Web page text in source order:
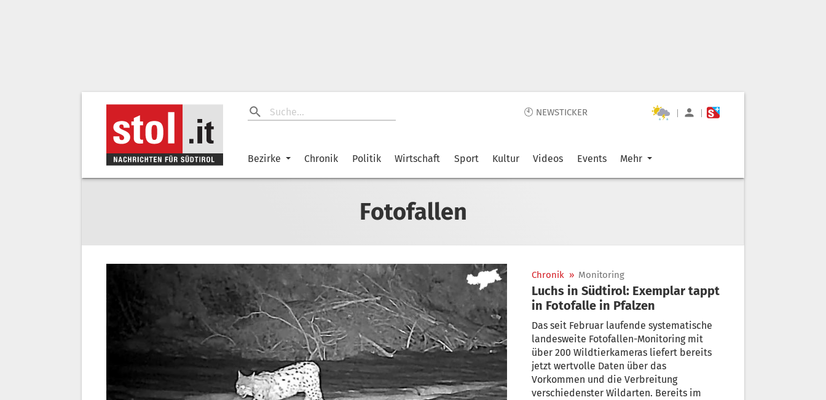
🕙 NEWSTICKER | |
Bezirke Chronik Politik Wirtschaft Sport Kultur Videos Events Mehr
Fotofallen
Chronik » Monitoring
Luchs in Südtirol: Exemplar tappt
in Fotofalle in Pfalzen
Das seit Februar laufende systematische
landesweite Fotofallen-Monitoring mit
über 200 Wildtierkameras liefert bereits
jetzt wertvolle Daten über das
Vorkommen und die Verbreitung
verschiedenster Wildarten. Bereits im